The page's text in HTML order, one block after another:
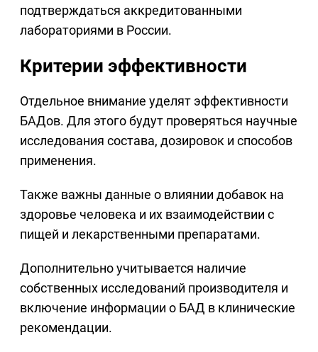
подтверждаться аккредитованными
лабораториями в России.
Критерии эффективности
Отдельное внимание уделят эффективности
БАДов. Для этого будут проверяться научные
исследования состава, дозировок и способов
применения.
Также важны данные о влиянии добавок на
здоровье человека и их взаимодействии с
пищей и лекарственными препаратами.
Дополнительно учитывается наличие
собственных исследований производителя и
включение информации о БАД в клинические
рекомендации.